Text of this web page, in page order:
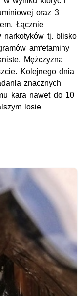
oraz 3
Łącznie
narkotyków tj. blisko
amfetaminy
Mężczyzna
Kolejnego dnia
znacznych
kara nawet do 10
losie